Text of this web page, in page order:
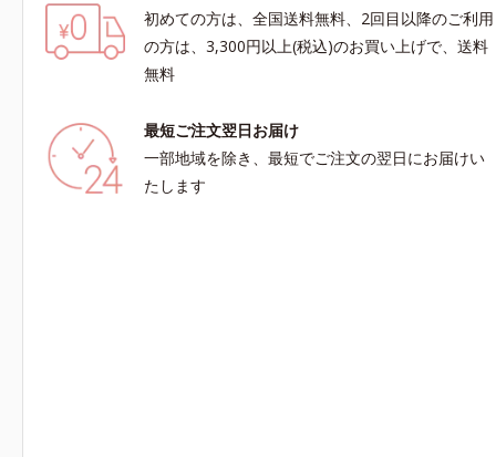
初めての方は、全国送料無料、2回目以降のご利用
の方は、3,300円以上(税込)のお買い上げで、送料
無料
最短ご注文翌日お届け
一部地域を除き、最短でご注文の翌日にお届けい
たします